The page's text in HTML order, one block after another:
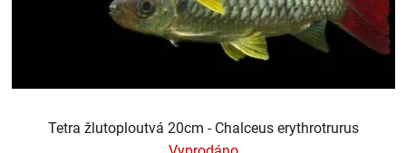
Tetra žlutoploutvá 20cm - Chalceus erythrotrurus